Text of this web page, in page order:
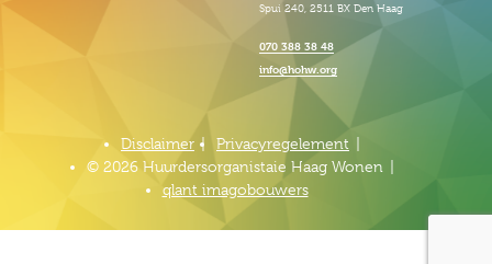
Spui 240, 2511 BX Den Haag
070 388 38 48
info@hohw.org
Disclaimer
Privacyregelement
© 2026 Huurdersorganistaie Haag Wonen
qlant imagobouwers